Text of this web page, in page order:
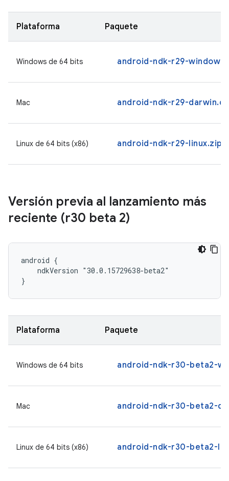
Plataforma Paquete
Windows de 64 bits android-ndk-r29-
Mac android-ndk-r29-
Linux de 64 bits (x86) android-ndk-r29-linux.zip
Versión previa al lanzamiento más
reciente (r30 beta 2)
android {
    ndkVersion "30.0.15729638-beta2"
}
Plataforma Paquete
Windows de 64 bits android-ndk-r30-beta2-
Mac android-ndk-r30-beta2-
Linux de 64 bits (x86) android-ndk-r30-beta2-